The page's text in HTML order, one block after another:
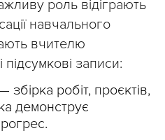
роль відіграють
навчального
вчителю
записи:
робіт, проєктів,
демонструє